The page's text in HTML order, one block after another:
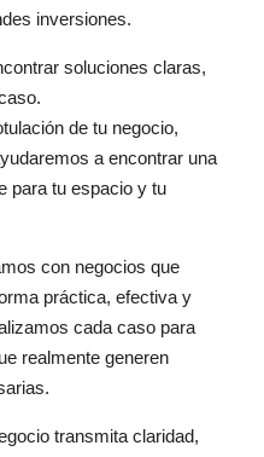
inversiones.
soluciones claras,
de tu negocio,
a encontrar una
para tu espacio y tu
con negocios que
práctica, efectiva y
cada caso para
realmente generen
transmita claridad,